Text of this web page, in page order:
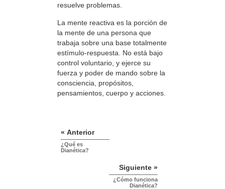
resuelve problemas.
La mente reactiva es la porción de
la mente de una persona que
trabaja sobre una base totalmente
estímulo-respuesta. No está bajo
control voluntario, y ejerce su
fuerza y poder de mando sobre la
consciencia, propósitos,
pensamientos, cuerpo y acciones.
« Anterior
¿Qué es
Dianética?
Siguiente »
¿Cómo funciona
Dianética?